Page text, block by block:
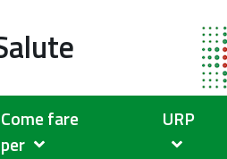
Come fare
per
URP